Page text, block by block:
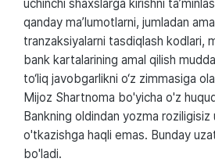
uchinchi shaxslarga kirishni
qanday ma’lumotlarni, jumladan
tranzaksiyalarni tasdiqlash kodlari,
bank kartalarining amal qilish
to‘liq javobgarlikni o‘z zimmasiga
Mijoz Shartnoma bo'yicha o'z
Bankning oldindan yozma roziligisiz
o'tkazishga haqli emas. Bunday
bo'ladi.